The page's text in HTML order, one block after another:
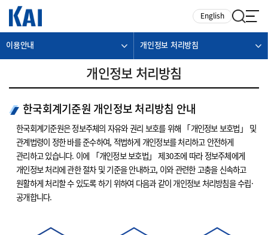
English
이용안내 개인정보 처리방침
개인정보 처리방침
한국회계기준원 개인정보 처리방침 안내
한국회계기준원은 정보주체의 자유와 권리 보호를 위해 「개인정보 보호법」 및
관계법령이 정한 바를 준수하여, 적법하게 개인정보를 처리하고 안전하게
관리하고 있습니다. 이에 「개인정보 보호법」 제30조에 따라 정보주체에게
개인정보 처리에 관한 절차 및 기준을 안내하고, 이와 관련한 고충을 신속하고
원활하게 처리할 수 있도록 하기 위하여 다음과 같이 개인정보 처리방침을 수립·
공개합니다.